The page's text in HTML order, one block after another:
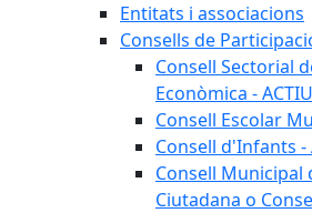
Entitats i associacions
Consells de
Consell Sectorial
Econòmica - ACTIU
Consell Escolar
Consell d'Infants -
Consell Municipal
Ciutadana o